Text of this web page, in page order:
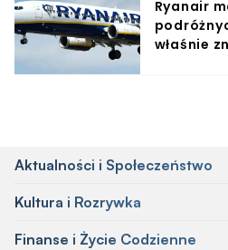
Ryanair
właśnie
Aktualności i Społeczeństwo
Kultura i Rozrywka
Finanse i Życie Codzienne